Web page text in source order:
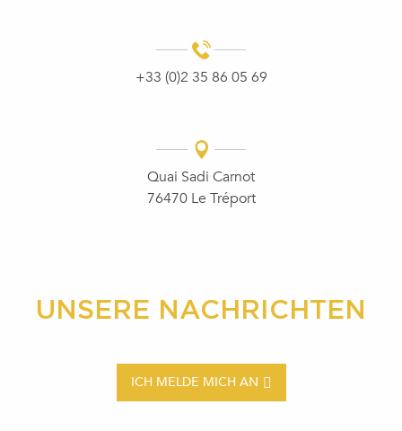
+33 (0)2 35 86 05 69
Quai Sadi Carnot
76470 Le Tréport
UNSERE NACHRICHTEN
ICH MELDE MICH AN